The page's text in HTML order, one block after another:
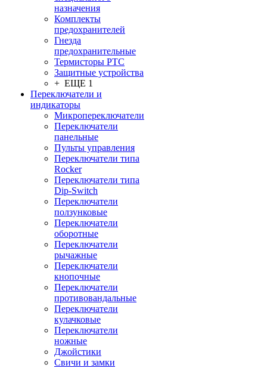
назначения
Комплекты
предохранителей
Гнезда
предохранительные
Термисторы PTC
Защитные устройства
+ ЕЩЕ 1
Переключатели и
индикаторы
Микропереключатели
Переключатели
панельные
Пульты управления
Переключатели типа
Rocker
Переключатели типа
Dip-Switch
Переключатели
ползунковые
Переключатели
оборотные
Переключатели
рычажные
Переключатели
кнопочные
Переключатели
противовандальные
Переключатели
кулачковые
Переключатели
ножные
Джойстики
Свичи и замки